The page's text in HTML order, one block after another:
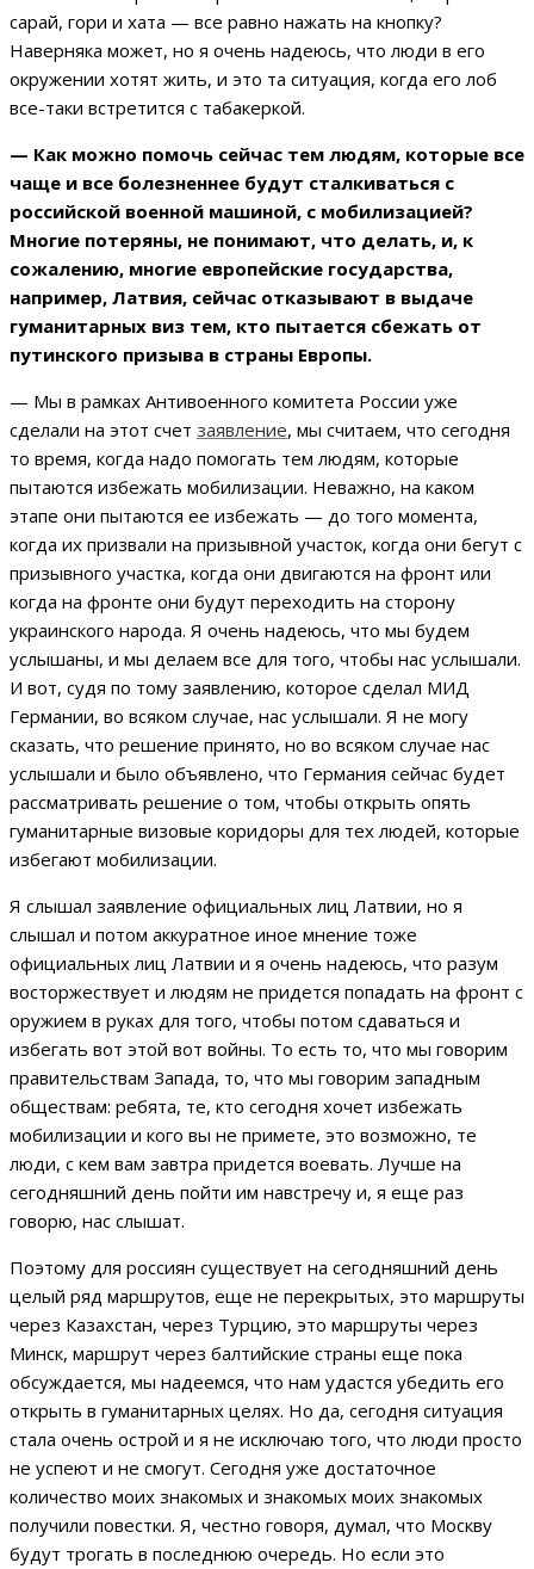
сарай, гори и хата — все равно нажать на кнопку?
Наверняка может, но я очень надеюсь, что люди в его
окружении хотят жить, и это та ситуация, когда его лоб
все-таки встретится с табакеркой.
— Как можно помочь сейчас тем людям, которые все
чаще и все болезненнее будут сталкиваться с
российской военной машиной, с мобилизацией?
Многие потеряны, не понимают, что делать, и, к
сожалению, многие европейские государства,
например, Латвия, сейчас отказывают в выдаче
гуманитарных виз тем, кто пытается сбежать от
путинского призыва в страны Европы.
— Мы в рамках Антивоенного комитета России уже
сделали на этот счет заявление, мы считаем, что сегодня
то время, когда надо помогать тем людям, которые
пытаются избежать мобилизации. Неважно, на каком
этапе они пытаются ее избежать — до того момента,
когда их призвали на призывной участок, когда они бегут с
призывного участка, когда они двигаются на фронт или
когда на фронте они будут переходить на сторону
украинского народа. Я очень надеюсь, что мы будем
услышаны, и мы делаем все для того, чтобы нас услышали.
И вот, судя по тому заявлению, которое сделал МИД
Германии, во всяком случае, нас услышали. Я не могу
сказать, что решение принято, но во всяком случае нас
услышали и было объявлено, что Германия сейчас будет
рассматривать решение о том, чтобы открыть опять
гуманитарные визовые коридоры для тех людей, которые
избегают мобилизации.
Я слышал заявление официальных лиц Латвии, но я
слышал и потом аккуратное иное мнение тоже
официальных лиц Латвии и я очень надеюсь, что разум
восторжествует и людям не придется попадать на фронт с
оружием в руках для того, чтобы потом сдаваться и
избегать вот этой вот войны. То есть то, что мы говорим
правительствам Запада, то, что мы говорим западным
обществам: ребята, те, кто сегодня хочет избежать
мобилизации и кого вы не примете, это возможно, те
люди, с кем вам завтра придется воевать. Лучше на
сегодняшний день пойти им навстречу и, я еще раз
говорю, нас слышат.
Поэтому для россиян существует на сегодняшний день
целый ряд маршрутов, еще не перекрытых, это маршруты
через Казахстан, через Турцию, это маршруты через
Минск, маршрут через балтийские страны еще пока
обсуждается, мы надеемся, что нам удастся убедить его
открыть в гуманитарных целях. Но да, сегодня ситуация
стала очень острой и я не исключаю того, что люди просто
не успеют и не смогут. Сегодня уже достаточное
количество моих знакомых и знакомых моих знакомых
получили повестки. Я, честно говоря, думал, что Москву
будут трогать в последнюю очередь. Но если это